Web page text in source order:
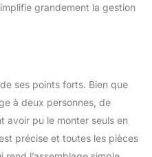
grandement la gestion
ses points forts. Bien que
à deux personnes, de
avoir pu le monter seuls en
précise et toutes les pièces